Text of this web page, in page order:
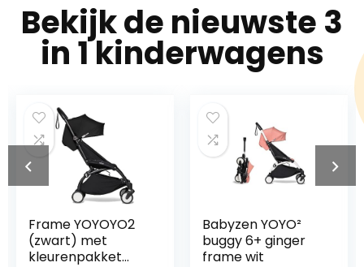
Bekijk de nieuwste 3
in 1 kinderwagens
Babyzen YOYO²
buggy 6+ ginger
frame wit
Babyzen YOYO²
buggy 6+ aqua
frame wit